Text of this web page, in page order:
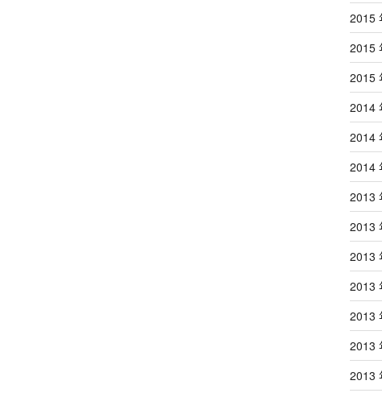
2015
2015
2015
2014
2014
2014
2013
2013
2013
2013
2013
2013
2013